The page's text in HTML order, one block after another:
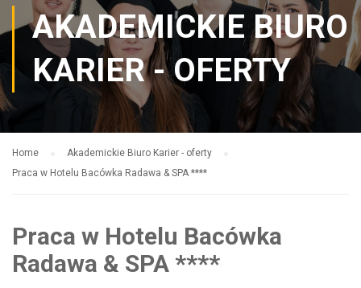
AKADEMICKIE BIURO
KARIER - OFERTY
Home
Akademickie Biuro Karier - oferty
Praca w Hotelu Bacówka Radawa & SPA ****
Praca w Hotelu Bacówka
Radawa & SPA ****